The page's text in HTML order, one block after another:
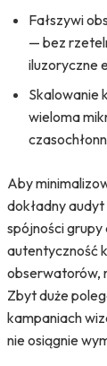
Fałszywi
— bez
iluzoryczne
Skalowanie
wieloma
Aby
dokładny
spójności
autentyczność
obserwatorów,
Zbyt duże
kampaniach
nie osiągnie